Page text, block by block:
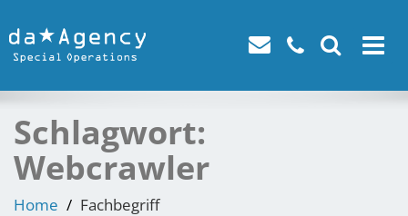
Toggle
Schlagwort:
Webcrawler
Home Fachbegriff